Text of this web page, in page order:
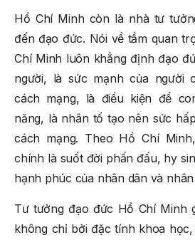
Hồ Chí Minh còn là nhà tư
đến đạo đức. Nói về tầm quan
Chí Minh luôn khẳng định đạo
người, là sức mạnh của người
cách mạng, là điều kiện để
năng, là nhân tố tạo nên sức
cách mạng. Theo Hồ Chí
chính là suốt đời phấn đấu, hy
hạnh phúc của nhân dân và nhân
Tư tưởng đạo đức Hồ Chí Minh
không chỉ bởi đặc tính khoa